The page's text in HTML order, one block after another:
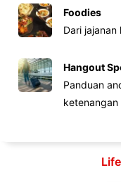
Foodies
Dari
Hangout
Panduan
ketenangan